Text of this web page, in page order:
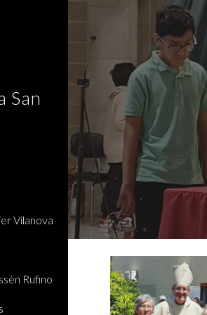
San
Vilanova
Rufino